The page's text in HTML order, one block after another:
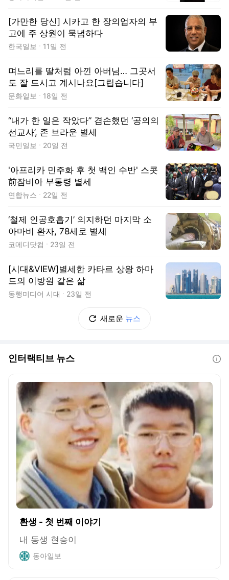
[가만한 당신] 시카고 한 장의업자의 부
고에 주 상원이 묵념하다
한국일보 11일 전
며느리를 딸처럼 아낀 아버님… 그곳서
도 잘 드시고 계시나요[그립습니다]
문화일보 18일 전
“내가 한 일은 작았다” 겸손했던 ‘공의의
선교사’, 존 브라운 별세
국민일보 20일 전
'아프리카 민주화 후 첫 백인 수반' 스콧
前잠비아 부통령 별세
연합뉴스 22일 전
‘철제 인공호흡기’ 의지하던 마지막 소
아마비 환자, 78세로 별세
코메디닷컴 23일 전
[시대&VIEW]별세한 카타르 상왕 하마
드의 이방원 같은 삶
동행미디어 시대 23일 전
새로운 뉴스
인터랙티브 뉴스
환생 - 첫 번째 이야기
내 동생 현승이
동아일보